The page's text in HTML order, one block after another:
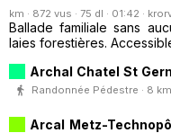
km · 872 vus · 75 dl · 01:42 ·
Ballade familiale sans
laies forestières.
Archal Chatel St
Randonnée Pédestre · 8 km
Arcal Metz-